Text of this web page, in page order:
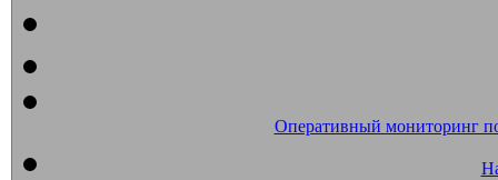
Оперативный мониторинг